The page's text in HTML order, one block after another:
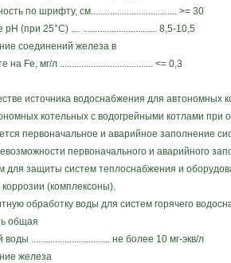
по шрифту, см.................................... >= 30
(при 25°С) .... ............................... 8,5-10,5
соединений железа в
Fe, мг/л ....................................... <= 0,3
источника водоснабжения для автономных
котельных с водогрейными котлами при
первоначальное и аварийное заполнение
первоначального и аварийного
для защиты систем теплоснабжения и
(комплексоны).
обработку воды для систем горячего
общая
................................. не более 10 мг-экв/л
железа